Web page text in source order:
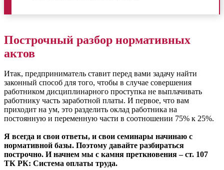
Построчный разбор нормативных
актов
Итак, предприниматель ставит перед вами задачу найти
законный способ для того, чтобы в случае совершения
работником дисциплинарного проступка не выплачивать
работнику часть заработной платы. И первое, что вам
приходит на ум, это разделить оклад работника на
постоянную и переменную части в соотношении 75% к 25%.
Я всегда и свои ответы, и свои семинары начинаю с
нормативной базы. Поэтому давайте разбираться
построчно. И начнем мы с камня преткновения – ст. 107
ТК РК: Система оплаты труда.